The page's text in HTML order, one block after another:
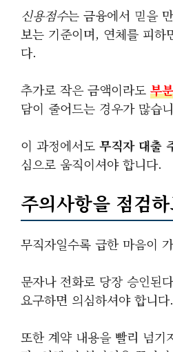
신용점수는 금융에서 믿을
보는 기준이며, 연체를 피하
다.
추가로 작은 금액이라도 부
담이 줄어드는 경우가 많습
이 과정에서도 무직자 대출
심으로 움직이셔야 합니다.
주의사항을 점검
무직자일수록 급한 마음이
문자나 전화로 당장 승인된
요구하면 의심하셔야 합니다.
또한 계약 내용을 빨리 넘기